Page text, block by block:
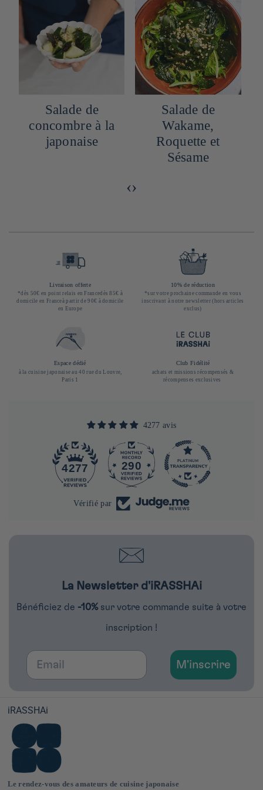
Salade de
concombre à la
japonaise
Salade de
Wakame,
Roquette et
Sésame
‹›
Livraison offerte
*dès 50€ en point relais en Francedès 85€ à
domicile en Franceà partir de 90€ à domicile
en Europe
10% de réduction
*sur votre prochaine commande en vous
inscrivant à notre newsletter (hors articles
exclus)
Espace dédié
à la cuisine japonaise au 40 rue du Louvre,
Paris 1
Club Fidélité
achats et missions récompensés &
récompenses exclusives
4277 avis
4277 290
Vérifié par
La Newsletter d'iRASSHAi
Bénéficiez de -10% sur votre commande suite à votre
inscription !
Email
M'inscrire
iRASSHAi
Le rendez-vous des amateurs de cuisine japonaise